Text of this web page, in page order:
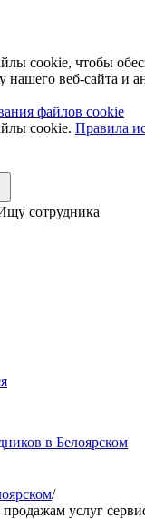
cookie, чтобы
нашего веб-сайта и
файлов cookie
cookie. Правила
сотрудника
в Белоярском
/
услуг